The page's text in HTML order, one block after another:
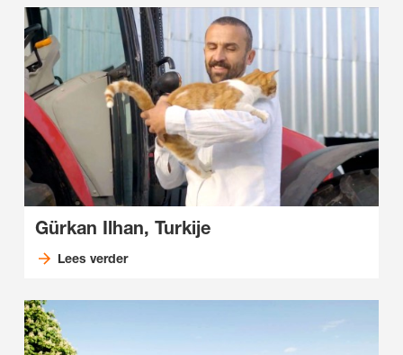
Gürkan Ilhan, Turkije
Lees verder